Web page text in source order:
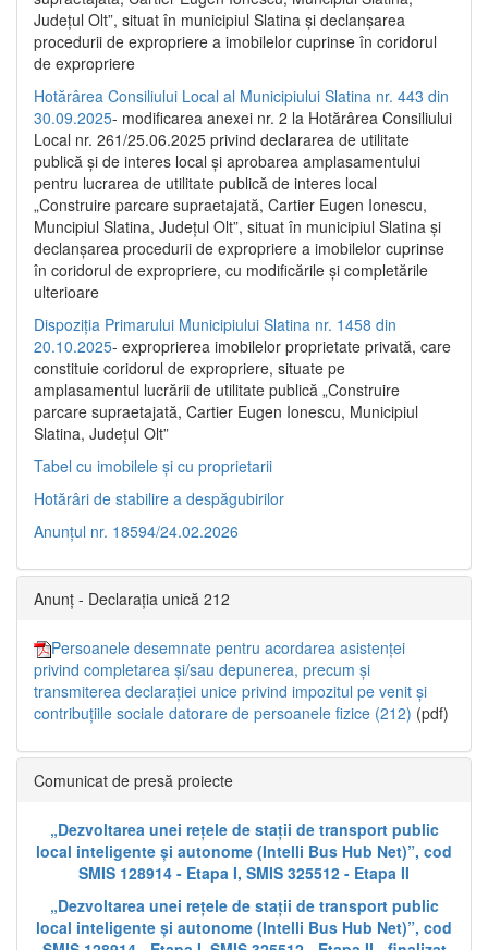
Județul Olt”, situat în municipiul Slatina și declanșarea
procedurii de expropriere a imobilelor cuprinse în coridorul
de expropriere
Hotărârea Consiliului Local al Municipiului Slatina nr. 443 din
30.09.2025- modificarea anexei nr. 2 la Hotărârea Consiliului
Local nr. 261/25.06.2025 privind declararea de utilitate
publică şi de interes local şi aprobarea amplasamentului
pentru lucrarea de utilitate publică de interes local
„Construire parcare supraetajată, Cartier Eugen Ionescu,
Muncipiul Slatina, Judeţul Olt”, situat în municipiul Slatina şi
declanşarea procedurii de expropriere a imobilelor cuprinse
în coridorul de expropriere, cu modificările şi completările
ulterioare
Dispoziția Primarului Municipiului Slatina nr. 1458 din
20.10.2025- exproprierea imobilelor proprietate privată, care
constituie coridorul de expropriere, situate pe
amplasamentul lucrării de utilitate publică „Construire
parcare supraetajată, Cartier Eugen Ionescu, Municipiul
Slatina, Județul Olt”
Tabel cu imobilele și cu proprietarii
Hotărâri de stabilire a despăgubirilor
Anunțul nr. 18594/24.02.2026
Anunț - Declarația unică 212
Persoanele desemnate pentru acordarea asistenței
privind completarea și/sau depunerea, precum și
transmiterea declarației unice privind impozitul pe venit și
contribuțiile sociale datorare de persoanele fizice (212) (pdf)
Comunicat de presă proiecte
„Dezvoltarea unei rețele de stații de transport public
local inteligente și autonome (Intelli Bus Hub Net)”, cod
SMIS 128914 - Etapa I, SMIS 325512 - Etapa II
„Dezvoltarea unei rețele de stații de transport public
local inteligente și autonome (Intelli Bus Hub Net)”, cod